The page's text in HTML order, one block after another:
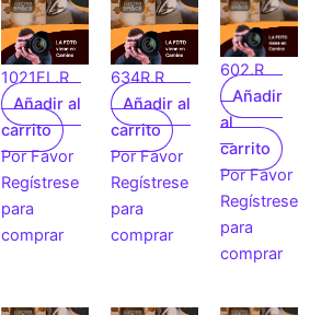
1021FL.R
Añadir al
carrito
Por Favor
Regístrese
para
comprar
634R.R
Añadir al
carrito
Por Favor
Regístrese
para
comprar
602.R
Añadir
al
carrito
Por Favor
Regístrese
para
comprar